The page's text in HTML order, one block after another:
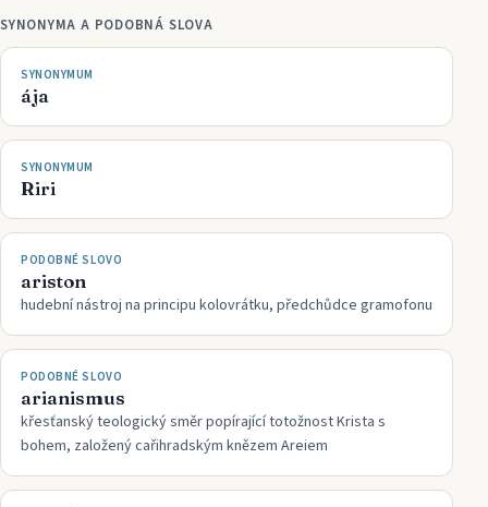
SYNONYMA A PODOBNÁ SLOVA
SYNONYMUM
ája
SYNONYMUM
Riri
PODOBNÉ SLOVO
ariston
hudební nástroj na principu kolovrátku, předchůdce gramofonu
PODOBNÉ SLOVO
arianismus
křesťanský teologický směr popírající totožnost Krista s
bohem, založený cařihradským knězem Areiem